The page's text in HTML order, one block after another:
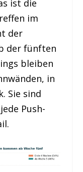
ist die
im
der
der fünften
bleiben
in
Sie sind
Push-